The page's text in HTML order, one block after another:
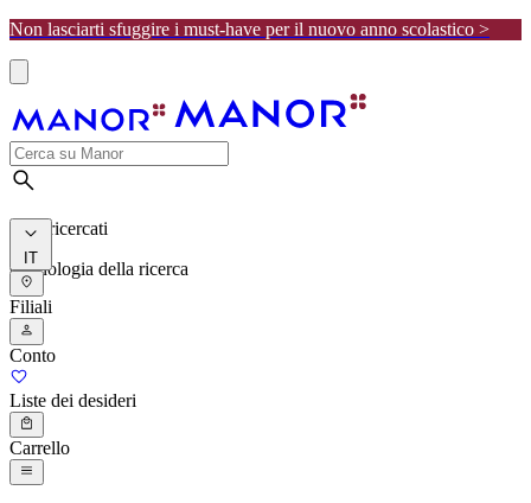
Non lasciarti sfuggire i must-have per il nuovo anno scolastico >
I più ricercati
Cronologia della ricerca
IT
Filiali
Conto
Liste dei desideri
Carrello